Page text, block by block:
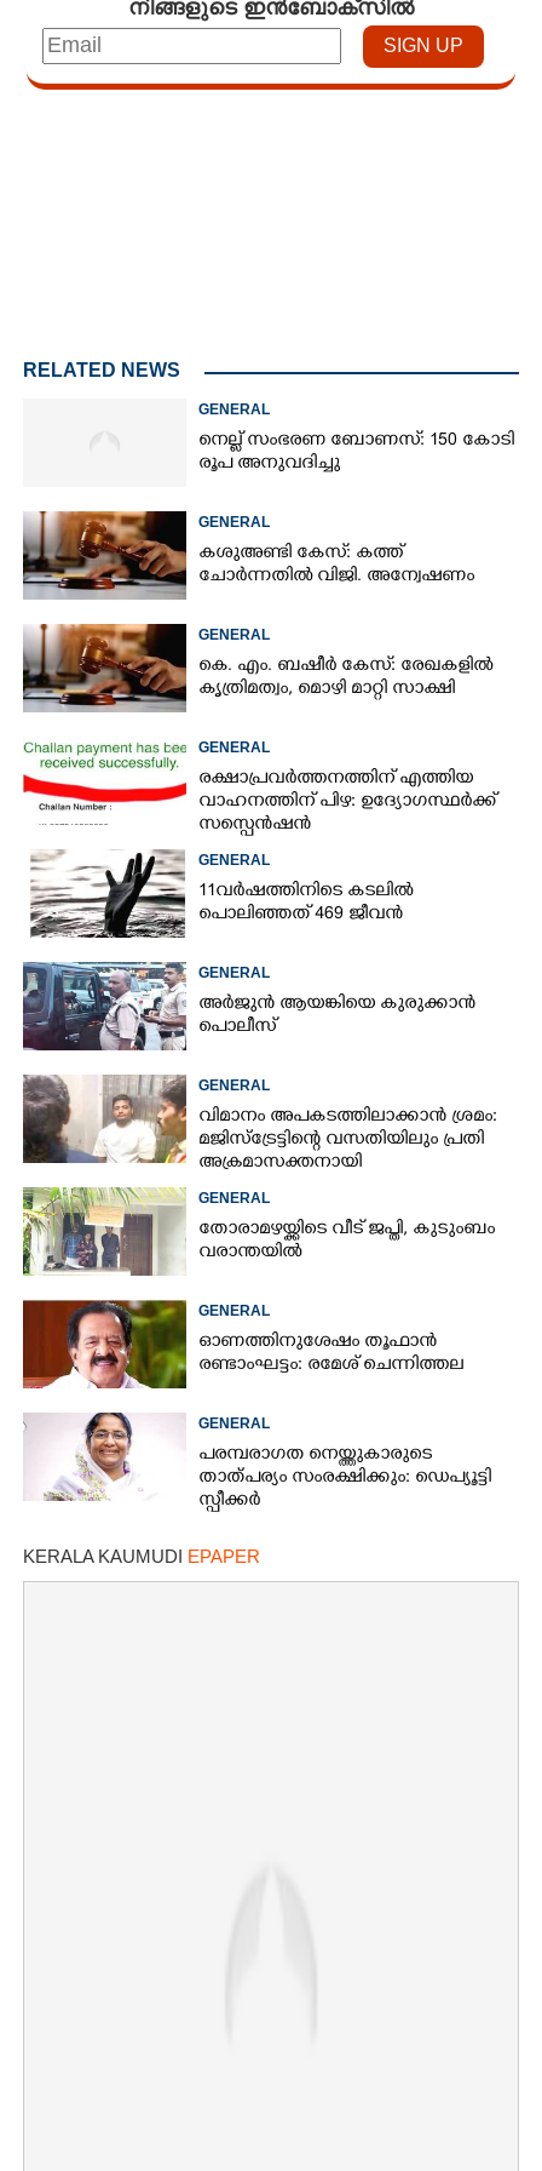
RELATED NEWS
GENERAL
നെല്ല് സംഭരണ ബോണസ്: 150 കോടി
രൂപ അനുവദിച്ചു
GENERAL
കശുഅണ്ടി കേസ്: കത്ത്
ചോർന്നതിൽ വിജി. അന്വേഷണം
GENERAL
കെ. എം. ബഷീർ കേസ്: രേഖകളിൽ
കൃത്രിമത്വം, മൊഴി മാറ്റി സാക്ഷി
GENERAL
രക്ഷാപ്രവർത്തനത്തിന് എത്തിയ
വാഹനത്തിന് പിഴ: ഉദ്യോഗസ്ഥർക്ക്
സസ്പെൻഷൻ
GENERAL
11വർഷത്തിനിടെ കടലിൽ
പൊലിഞ്ഞത് 469 ജീവൻ
GENERAL
അർജുൻ ആയങ്കിയെ കുരുക്കാൻ
പൊലീസ്
GENERAL
വിമാനം അപകടത്തിലാക്കാൻ ശ്രമം:
മജിസ്ട്രേട്ടിന്റെ വസതിയിലും പ്രതി
അക്രമാസക്തനായി
GENERAL
തോരാമഴയ്ക്കിടെ വീട് ജപ്തി, കുടുംബം
വരാന്തയിൽ
GENERAL
ഓണത്തിനുശേഷം തൂഫാൻ
രണ്ടാംഘട്ടം: രമേശ് ചെന്നിത്തല
GENERAL
പരമ്പരാഗത നെയ്ത്തുകാരുടെ
താത്പര്യം സംരക്ഷിക്കും: ഡെപ്യൂട്ടി
സ്പീക്കർ
KERALA KAUMUDI EPAPER